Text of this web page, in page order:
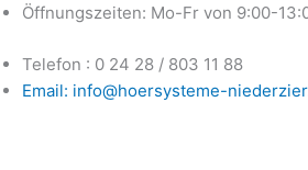
Zum
springen
Öffnungszeiten: Mo-Fr von 9:00-
Telefon : 0 24 28 / 803 11 88
Email: info@hoersysteme-